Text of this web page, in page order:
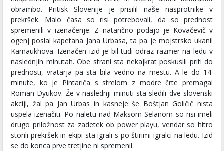
obrambo. Pritisk Slovenije je prisilil naše nasprotnike v
prekršek. Malo časa so risi potrebovali, da so prednost
spremenili v izenačenje. Z natančno podajo je Kovačevič v
ogenj poslal kapetana Jana Urbasa, ta pa je mojstrsko ukanil
Karnaukhova. Izenačen izid je bil tudi odraz razmer na ledu v
naslednjih minutah. Obe strani sta nekajkrat poskusili priti do
prednosti, vratarja pa sta bila vedno na mestu. A le do 14.
minute, ko je Pintariča s strelom z modre črte premagal
Roman Dyukov. Že v naslednji minuti sta sledili dve slovenski
akciji, žal pa Jan Urbas in kasneje še Boštjan Goličič nista
uspela izenačiti. Po naletu nad Maksom Selanom so risi imeli
drugo priložnost za zadetek ob power playu, vendar so hitro
storili prekršek in ekipi sta igrali s po štirimi igralci na ledu. Izid
se do konca prve tretjine ni spremenil.